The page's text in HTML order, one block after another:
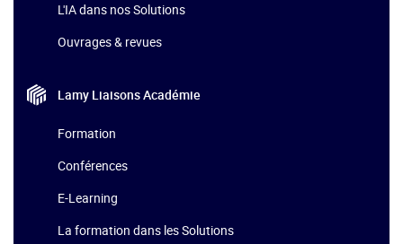
L'IA dans nos Solutions
Ouvrages & revues
Lamy LiaisonsAcadémie
Formation
Conférences
E-Learning
La formation dans les Solutions